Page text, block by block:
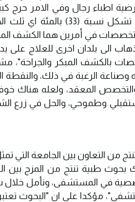
اطباء رجال وفي الامر حرج
الاحصائيات فإن نسبة الاصابة بأورام
في أمرين هما الكشف
الى بلدان اخرى للعلاج
بالكشف المبكر والجراحة"،
وصناعة الرغبة في ذلك،
والتخصص المعقد، ولعله هناك
وطموحي، والحل في زرع
من التعاون بين الجامعة التي
بحوث طبية تنتج من المزج بين
في المستشفى، ونأمل
مؤكدا على ان "البحوث